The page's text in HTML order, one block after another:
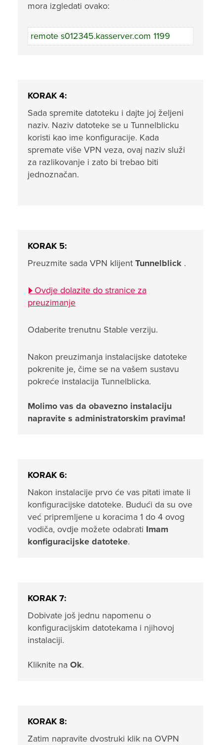
mora izgledati ovako:
remote s012345.kasserver.com 1199
KORAK 4:
Sada spremite datoteku i dajte joj željeni
naziv. Naziv datoteke se u Tunnelblicku
koristi kao ime konfiguracije. Kada
spremate više VPN veza, ovaj naziv služi
za razlikovanje i zato bi trebao biti
jednoznačan.
KORAK 5:
Preuzmite sada VPN klijent Tunnelblick .
Ovdje dolazite do stranice za
preuzimanje
Odaberite trenutnu Stable verziju.
Nakon preuzimanja instalacijske datoteke
pokrenite je, čime se na vašem sustavu
pokreće instalacija Tunnelblicka.
Molimo vas da obavezno instalaciju
napravite s administratorskim pravima!
KORAK 6:
Nakon instalacije prvo će vas pitati imate li
konfiguracijske datoteke. Budući da su ove
već pripremljene u koracima 1 do 4 ovog
vodiča, ovdje možete odabrati Imam
konfiguracijske datoteke.
KORAK 7:
Dobivate još jednu napomenu o
konfiguracijskim datotekama i njihovoj
instalaciji.
Kliknite na Ok.
KORAK 8:
Zatim napravite dvostruki klik na OVPN